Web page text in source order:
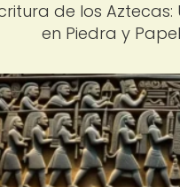
de los Aztecas:
en Piedra y Papel